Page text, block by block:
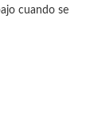
cuando se